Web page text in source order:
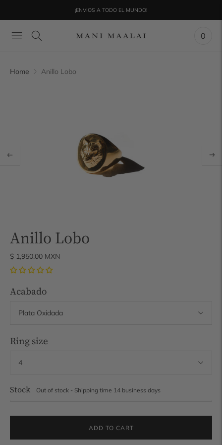
¡ENVIOS A TODO EL MUNDO!
0
Home Anillo Lobo
Anillo Lobo
$ 1,950.00 MXN
Acabado
Ring size
Stock Out of stock - Shipping time 14 business days
ADD TO CART